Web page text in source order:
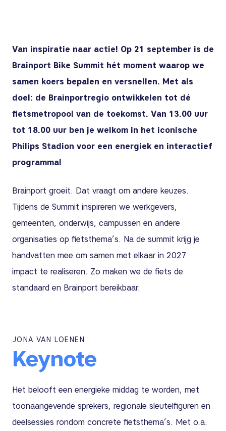
Van inspiratie naar actie! Op 21 september is de
Brainport Bike Summit hét moment waarop we
samen koers bepalen en versnellen. Met als
doel: de Brainportregio ontwikkelen tot dé
fietsmetropool van de toekomst. Van 13.00 uur
tot 18.00 uur ben je welkom in het iconische
Philips Stadion voor een energiek en interactief
programma!
Brainport groeit. Dat vraagt om andere keuzes.
Tijdens de Summit inspireren we werkgevers,
gemeenten, onderwijs, campussen en andere
organisaties op fietsthema’s. Na de summit krijg je
handvatten mee om samen met elkaar in 2027
impact te realiseren. Zo maken we de fiets de
standaard en Brainport bereikbaar.
JONA VAN LOENEN
Keynote
Het belooft een energieke middag te worden, met
toonaangevende sprekers, regionale sleutelfiguren en
deelsessies rondom concrete fietsthema’s. Met o.a.